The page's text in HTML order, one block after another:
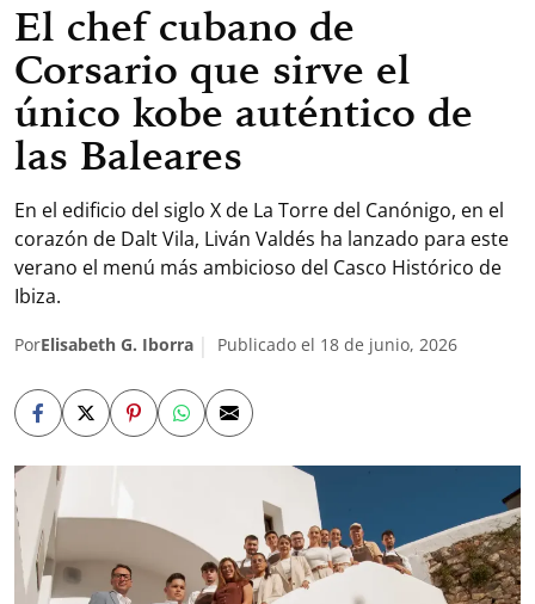
El chef cubano de
Corsario que sirve el
único kobe auténtico de
las Baleares
En el edificio del siglo X de La Torre del Canónigo, en el
corazón de Dalt Vila, Liván Valdés ha lanzado para este
verano el menú más ambicioso del Casco Histórico de
Ibiza.
PorElisabeth G. Iborra Publicado el 18 de junio, 2026